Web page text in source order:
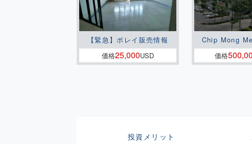
【緊急】ボレイ販売情報
価格25,000USD
Chip Mong
価格
投資メリット